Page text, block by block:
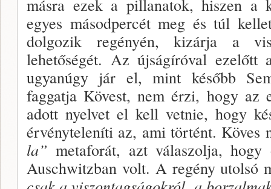
másra ezek a pillanatok, hiszen a
egyes másod­percét meg és túl
dolgozik regényén, kizárja a
lehetősé­gét. Az újságíróval
ugyanúgy jár el, mint később
faggatja Kövest, nem érzi, hogy az
adott nyelvet el kell vetnie, hogy
érvényteleníti az, ami tör­tént. Köves
la” metaforát, azt válaszolja,
Auschwitzban volt. A regény utolsó